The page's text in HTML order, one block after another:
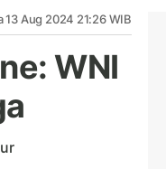
13 Aug 2024 21:26 WIB
WNI